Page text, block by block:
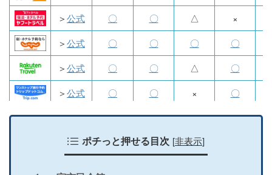
＞公式 〇 〇 △
×
＞公式 〇 〇 〇 〇
＞公式 〇 〇 △
〇
＞公式 〇 〇 × 〇
＞公式 〇 〇 × 〇
公式 〇 × ×
ポチっと押せる目次 [非表示]